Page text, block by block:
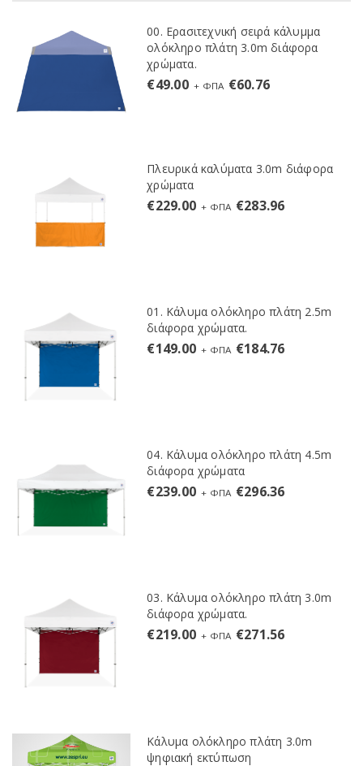
00. Ερασιτεχνική σειρά κάλυμμα
ολόκληρο πλάτη 3.0m διάφορα
χρώματα.
€49.00 + ΦΠΑ €60.76
Πλευρικά καλύματα 3.0m διάφορα
χρώματα
€229.00 + ΦΠΑ €283.96
01. Κάλυμα ολόκληρο πλάτη 2.5m
διάφορα χρώματα.
€149.00 + ΦΠΑ €184.76
04. Κάλυμα ολόκληρο πλάτη 4.5m
διάφορα χρώματα
€239.00 + ΦΠΑ €296.36
03. Κάλυμα ολόκληρο πλάτη 3.0m
διάφορα χρώματα.
€219.00 + ΦΠΑ €271.56
Κάλυμα ολόκληρο πλάτη 3.0m
ψηφιακή εκτύπωση